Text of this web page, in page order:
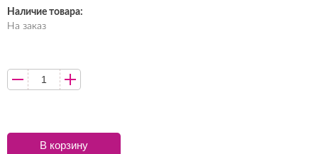
Наличие товара:
На заказ
В корзину